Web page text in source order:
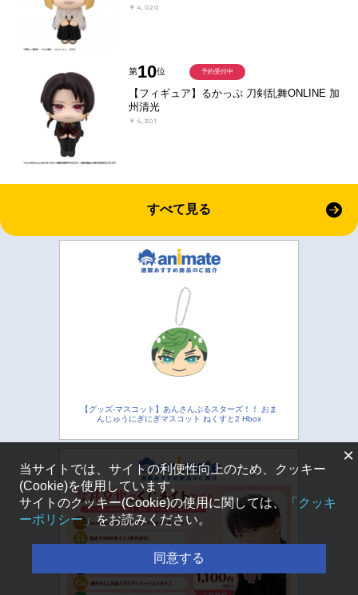
￥4,020
第10位
【フィギュア】るかっぷ 刀剣乱舞ONLINE 加
州清光
￥4,301
予約受付中
すべて見る
【グッズ-マスコット】あんさんぶるスターズ！！ おま
んじゅうにぎにぎマスコット ねくすと2 Hbox
×
当サイトでは、サイトの利便性向上のため、クッキー
(Cookie)を使用しています。
サイトのクッキー(Cookie)の使用に関しては、
「クッキ
ーポリシー」をお読みください。
同意する